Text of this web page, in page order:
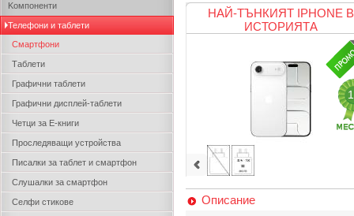
Kомпоненти
Телефони и таблети
Смартфони
Таблети
Графични таблети
Графични дисплей-таблети
Четци за Е-книги
Проследяващи устройства
Писалки за таблет и смартфон
Слушалки за смартфон
Селфи стикове
НАЙ-ТЪНКИЯТ IPHONE В
ИСТОРИЯТА
Описание